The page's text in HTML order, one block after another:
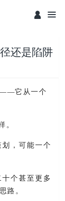
还是陷阱
——它从一个
。
，可能一个
个甚至更多
路。